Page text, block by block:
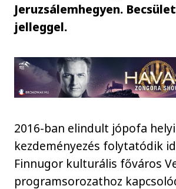
Jeruzsálemhegyen.
jelleggel.
2016-ban elindult jópofa helyi
kezdeményezés folytatódik
Finnugor kulturális főváros
programsorozathoz